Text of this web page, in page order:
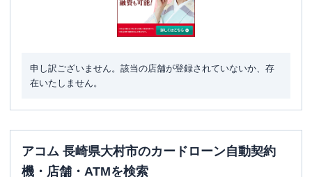
申し訳ございません。該当の店舗が登録されていないか、存
在いたしません。
アコム 長崎県大村市のカードローン自動契約
機・店舗・ATMを検索